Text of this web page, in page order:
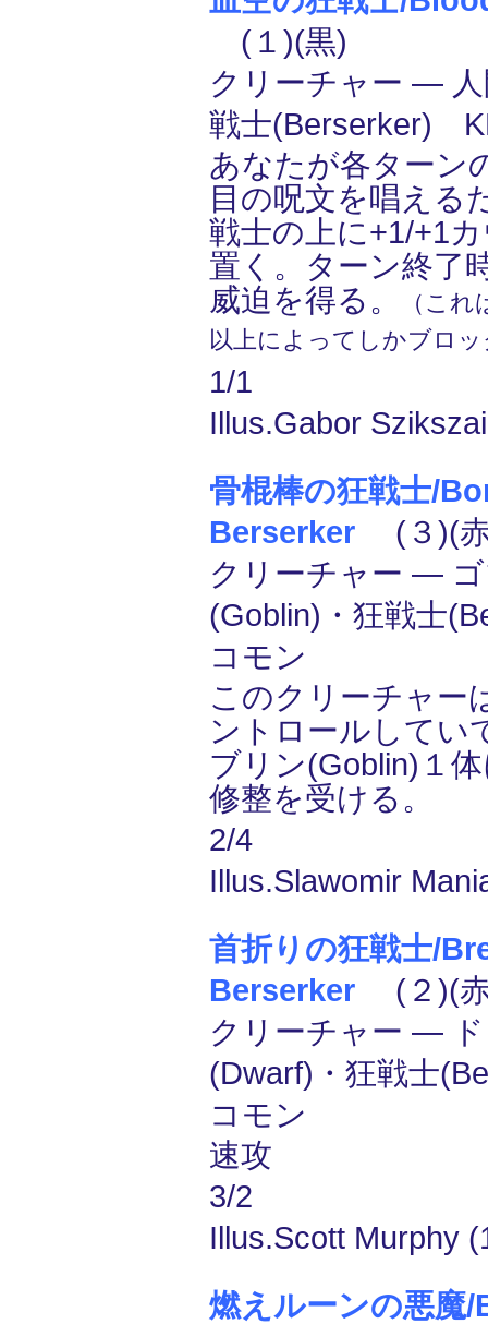
(１)(黒)
クリーチャー ―
戦士(Berserker)
あなたが各ターン
目の呪文を唱える
戦士の上に+1/+1
置く。ターン終了
威迫を得る。
（こ
以上によってしかブロ
1/1
Illus.Gabor
骨棍棒の狂戦士/
Berserker (３)(
クリーチャー ―
(Goblin)・狂戦士
コモン
このクリーチャー
ントロールしてい
ブリン(Goblin)１
修整を受ける。
2/4
Illus.Slawomir
首折りの狂戦士/
Berserker (２)(
クリーチャー ―
(Dwarf)・狂戦士
コモン
速攻
3/2
Illus.Scott Murphy
燃えルーンの悪魔